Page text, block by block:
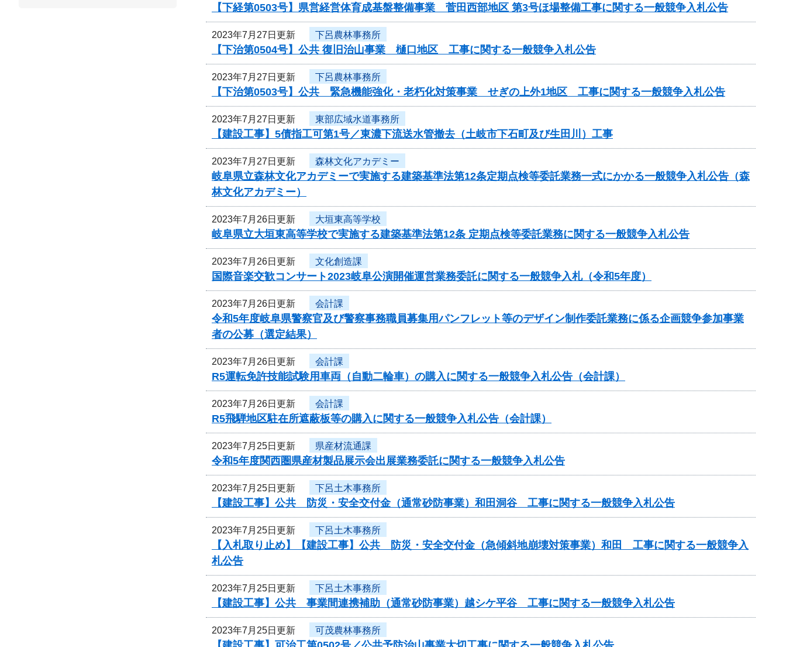
【下経第0503号】県営経営体育成基盤整備事業 菅田西部地区 第3号ほ場整備工事に関する一般競争入札公告
2023年7月27日更新 下呂農林事務所
【下治第0504号】公共 復旧治山事業 樋口地区 工事に関する一般競争入札公告
2023年7月27日更新 下呂農林事務所
【下治第0503号】公共 緊急機能強化・老朽化対策事業 せぎの上外1地区 工事に関する一般競争入札公告
2023年7月27日更新 東部広域水道事務所
【建設工事】5債指工可第1号／東濃下流送水管撤去（土岐市下石町及び生田川）工事
2023年7月27日更新 森林文化アカデミー
岐阜県立森林文化アカデミーで実施する建築基準法第12条定期点検等委託業務一式にかかる一般競争入札公告（森
林文化アカデミー）
2023年7月26日更新 大垣東高等学校
岐阜県立大垣東高等学校で実施する建築基準法第12条 定期点検等委託業務に関する一般競争入札公告
2023年7月26日更新 文化創造課
国際音楽交歓コンサート2023岐阜公演開催運営業務委託に関する一般競争入札（令和5年度）
2023年7月26日更新 会計課
令和5年度岐阜県警察官及び警察事務職員募集用パンフレット等のデザイン制作委託業務に係る企画競争参加事業
者の公募（選定結果）
2023年7月26日更新 会計課
R5運転免許技能試験用車両（自動二輪車）の購入に関する一般競争入札公告（会計課）
2023年7月26日更新 会計課
R5飛騨地区駐在所遮蔽板等の購入に関する一般競争入札公告（会計課）
2023年7月25日更新 県産材流通課
令和5年度関西圏県産材製品展示会出展業務委託に関する一般競争入札公告
2023年7月25日更新 下呂土木事務所
【建設工事】公共 防災・安全交付金（通常砂防事業）和田洞谷 工事に関する一般競争入札公告
2023年7月25日更新 下呂土木事務所
【入札取り止め】【建設工事】公共 防災・安全交付金（急傾斜地崩壊対策事業）和田 工事に関する一般競争入
札公告
2023年7月25日更新 下呂土木事務所
【建設工事】公共 事業間連携補助（通常砂防事業）越シケ平谷 工事に関する一般競争入札公告
2023年7月25日更新 可茂農林事務所